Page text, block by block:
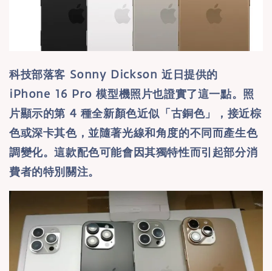
科技部落客 Sonny Dickson 近日提供的
iPhone 16 Pro 模型機照片也證實了這一點。照
片顯示的第 4 種全新顏色近似「古銅色」，接近棕
色或深卡其色，並隨著光線和角度的不同而產生色
調變化。這款配色可能會因其獨特性而引起部分消
費者的特別關注。